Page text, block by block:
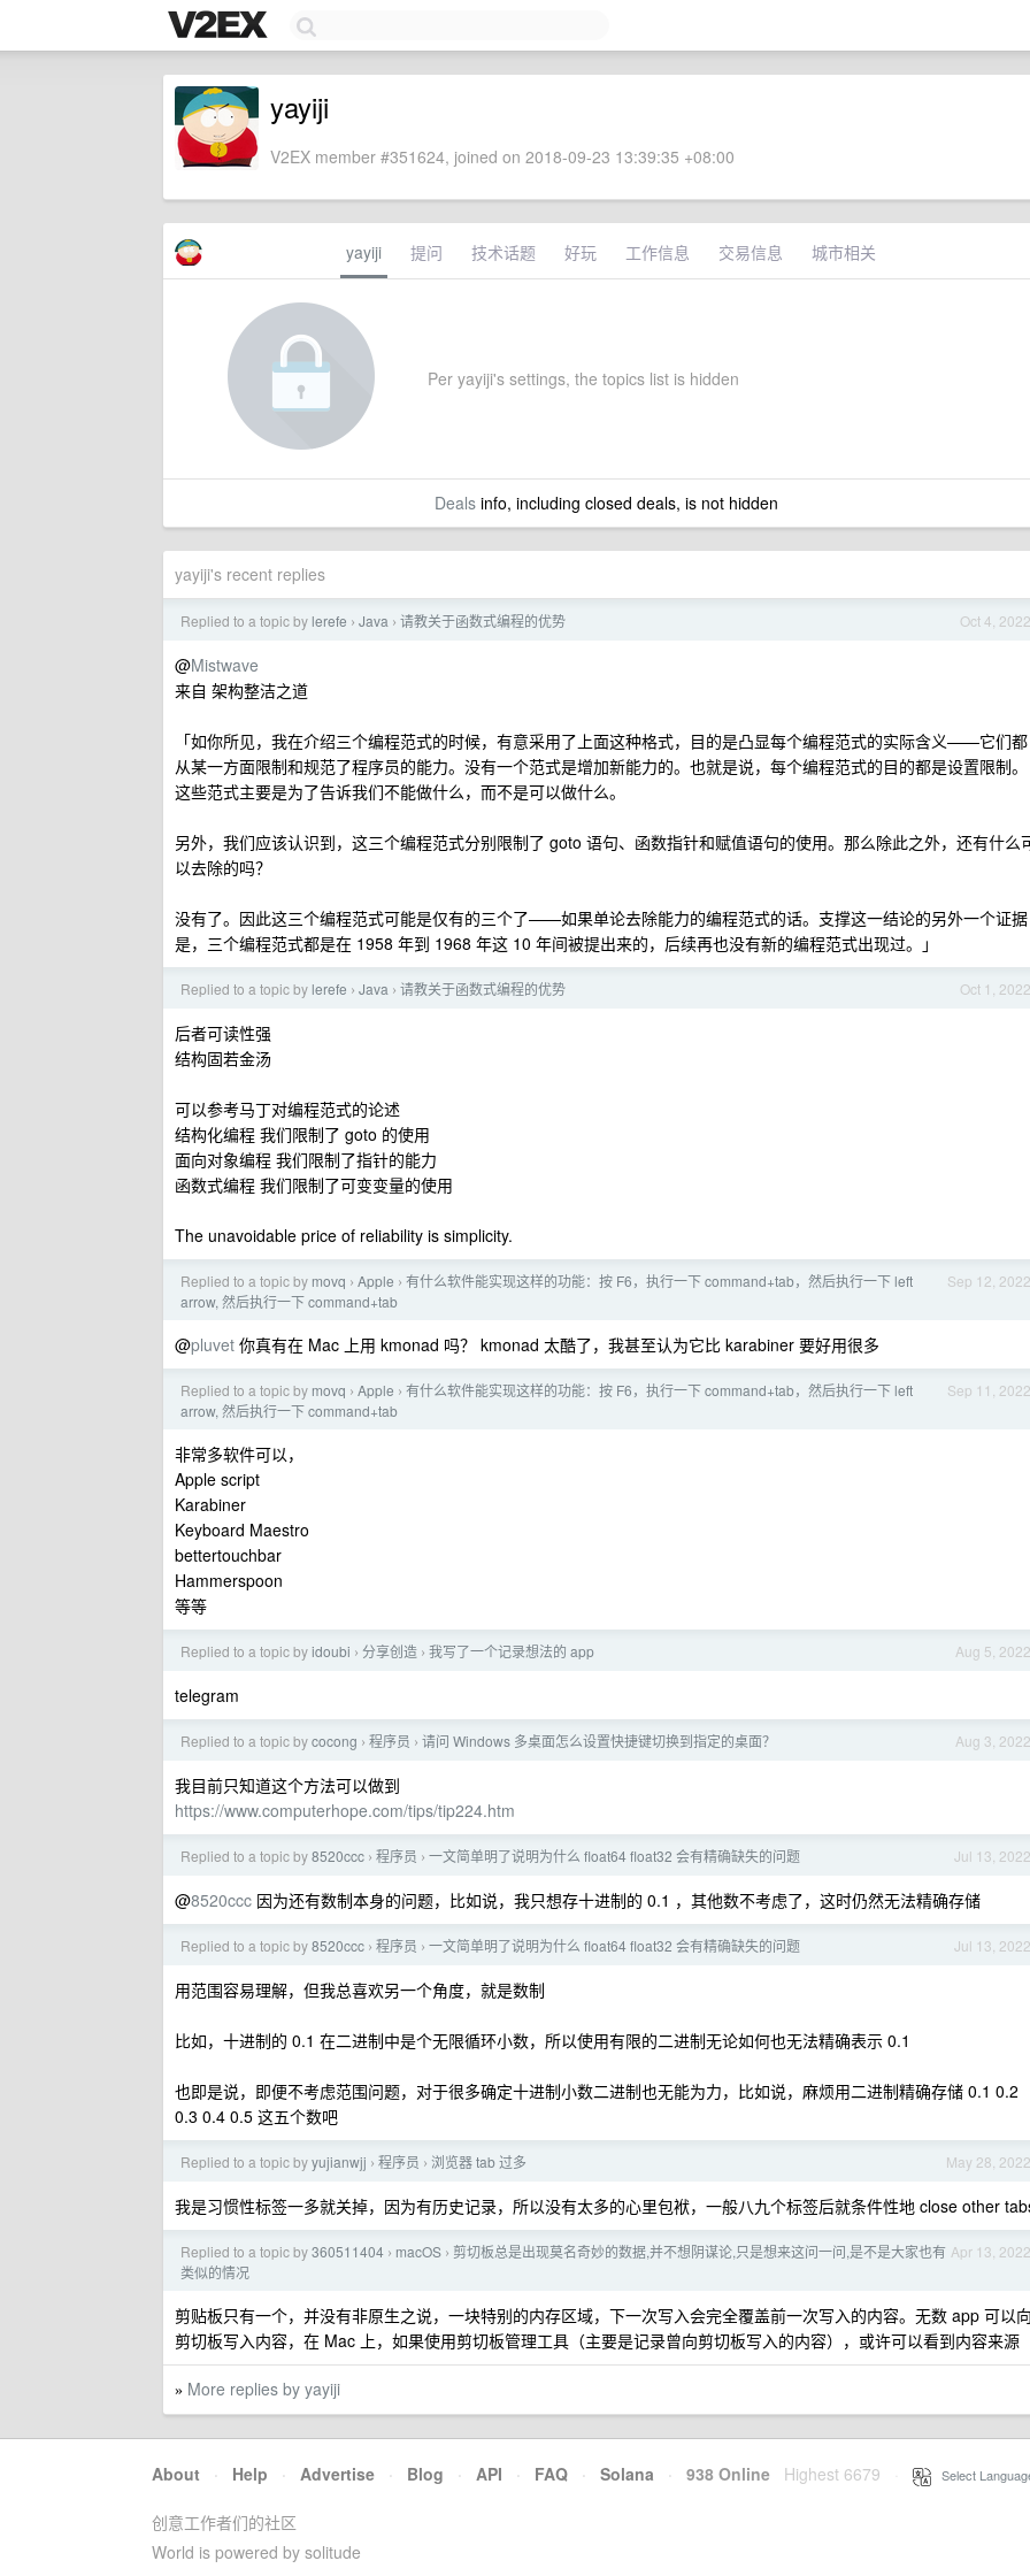
yayiji
V2EX member #351624, joined on 2018-09-23 13:39:35 +08:00
yayiji 提问 技术话题 好玩 工作信息 交易信息 城市相关
Per yayiji's settings, the topics list is hidden
Dealsinfo, including closed deals, is not hidden
yayiji's recent replies
Oct 4, 2022
Replied to a topic by lerefe › Java › 请教关于函数式编程的优势
@Mistwave
来自 架构整洁之道
「如你所见，我在介绍三个编程范式的时候，有意采用了上面这种格式，目的是凸显每个编程范式的实际含义——它们都
从某一方面限制和规范了程序员的能力。没有一个范式是增加新能力的。也就是说，每个编程范式的目的都是设置限制。
这些范式主要是为了告诉我们不能做什么，而不是可以做什么。
另外，我们应该认识到，这三个编程范式分别限制了 goto 语句、函数指针和赋值语句的使用。那么除此之外，还有什么
以去除的吗？
没有了。因此这三个编程范式可能是仅有的三个了——如果单论去除能力的编程范式的话。支撑这一结论的另外一个证据
是，三个编程范式都是在 1958 年到 1968 年这 10 年间被提出来的，后续再也没有新的编程范式出现过。」
Oct 1, 2022
Replied to a topic by lerefe › Java › 请教关于函数式编程的优势
后者可读性强
结构固若金汤
可以参考马丁对编程范式的论述
结构化编程 我们限制了 goto 的使用
面向对象编程 我们限制了指针的能力
函数式编程 我们限制了可变变量的使用
The unavoidable price of reliability is simplicity.
Sep 12, 2022
Replied to a topic by movq › Apple › 有什么软件能实现这样的功能：按 F6，执行一下 command+tab，然后执行一下 left
arrow, 然后执行一下 command+tab
@pluvet 你真有在 Mac 上用 kmonad 吗？ kmonad 太酷了，我甚至认为它比 karabiner 要好用很多
Sep 11, 2022
Replied to a topic by movq › Apple › 有什么软件能实现这样的功能：按 F6，执行一下 command+tab，然后执行一下 left
arrow, 然后执行一下 command+tab
非常多软件可以，
Apple script
Karabiner
Keyboard Maestro
bettertouchbar
Hammerspoon
等等
Aug 5, 2022
Replied to a topic byidoubi › 分享创造 › 我写了一个记录想法的 app
telegram
Aug 3, 2022
Replied to a topic bycocong › 程序员 › 请问 Windows 多桌面怎么设置快捷键切换到指定的桌面？
我目前只知道这个方法可以做到
https://www.computerhope.com/tips/tip224.htm
Jul 13, 2022
Replied to a topic by8520ccc › 程序员 › 一文简单明了说明为什么 float64 float32 会有精确缺失的问题
@8520ccc 因为还有数制本身的问题，比如说，我只想存十进制的 0.1 ，其他数不考虑了，这时仍然无法精确存储
Jul 13, 2022
Replied to a topic by8520ccc › 程序员 › 一文简单明了说明为什么 float64 float32 会有精确缺失的问题
用范围容易理解，但我总喜欢另一个角度，就是数制
比如，十进制的 0.1 在二进制中是个无限循环小数，所以使用有限的二进制无论如何也无法精确表示 0.1
也即是说，即便不考虑范围问题，对于很多确定十进制小数二进制也无能为力，比如说，麻烦用二进制精确存储 0.1 0.2
0.3 0.4 0.5 这五个数吧
May 28, 2022
Replied to a topic byyujianwjj › 程序员 › 浏览器 tab 过多
我是习惯性标签一多就关掉，因为有历史记录，所以没有太多的心里包袱，一般八九个标签后就条件性地 close other
Apr 13, 2022
Replied to a topic by360511404 › macOS › 剪切板总是出现莫名奇妙的数据,并不想阴谋论,只是想来这问一问,是不是大家也有
类似的情况
剪贴板只有一个，并没有非原生之说，一块特别的内存区域，下一次写入会完全覆盖前一次写入的内容。无数 app 可以
剪切板写入内容，在 Mac 上，如果使用剪切板管理工具（主要是记录曾向剪切板写入的内容），或许可以看到内容来源
» More replies by yayiji
About · Help · Advertise · Blog · API · FAQ · Solana · 938 Online Highest 6679 Select
创意工作者们的社区
World is powered by solitude